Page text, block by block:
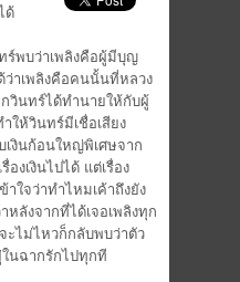
ด้
ร์พบว่าเพลิงคือผู้มีบุญ
าเพลิงคือคนนั้นที่หลวง
วินทร์ได้ทำนายให้กับผู้
ให้วินทร์มีเชื่อเสียง
งินก้อนใหญ่พิเศษจาก
งเงินไปได้ แต่เรื่อง
ใจว่าทำไหมเค้าถึงยัง
ลังจากที่ได้เจอเพลิงทุก
ะไม่ไหวก็กลับพบว่าตัว
ในฉากรักไปทุกที